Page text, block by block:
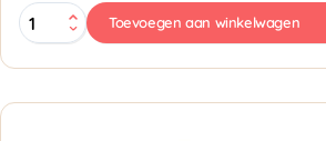
ActivaPaper
Box
-
375mmx250mtr
Toevoegen aan winkelwagen